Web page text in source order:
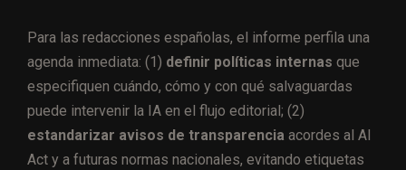
Para las redacciones españolas, el informe perfila una
agenda inmediata: (1) definir políticas internas que
especifiquen cuándo, cómo y con qué salvaguardas
puede intervenir la IA en el flujo editorial; (2)
estandarizar avisos de transparencia acordes al AI
Act y a futuras normas nacionales, evitando etiquetas